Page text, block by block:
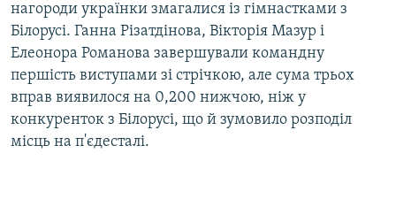
нагороди українки змагалися із гімнастками з
Білорусі. Ганна Різатдінова, Вікторія Мазур і
Елеонора Романова завершували командну
першість виступами зі стрічкою, але сума трьох
вправ виявилося на 0,200 нижчою, ніж у
конкуренток з Білорусі, що й зумовило розподіл
місць на п'єдесталі.